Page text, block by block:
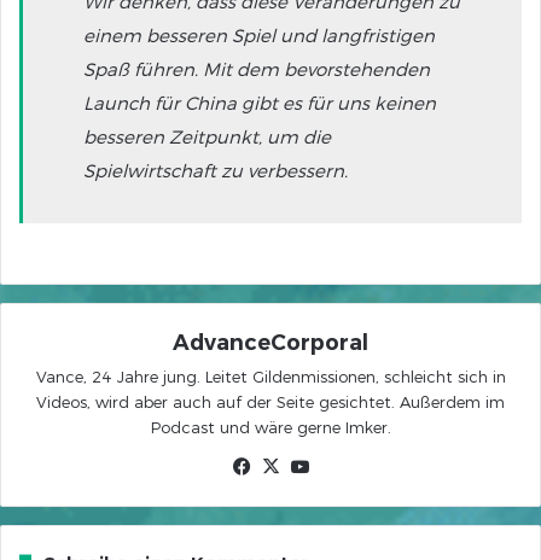
einem besseren Spiel und langfristigen
Spaß führen. Mit dem bevorstehenden
Launch für China gibt es für uns keinen
besseren Zeitpunkt, um die
Spielwirtschaft zu verbessern.
AdvanceCorporal
Vance, 24 Jahre jung. Leitet Gildenmissionen, schleicht sich in
Videos, wird aber auch auf der Seite gesichtet. Außerdem im
Podcast und wäre gerne Imker.
Facebook
X